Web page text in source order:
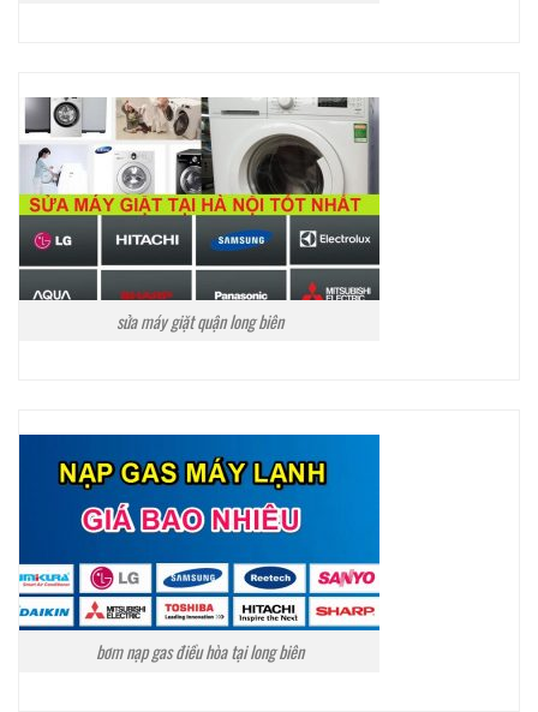
sửa máy giặt quận long biên
bơm nạp gas điều hòa tại long biên